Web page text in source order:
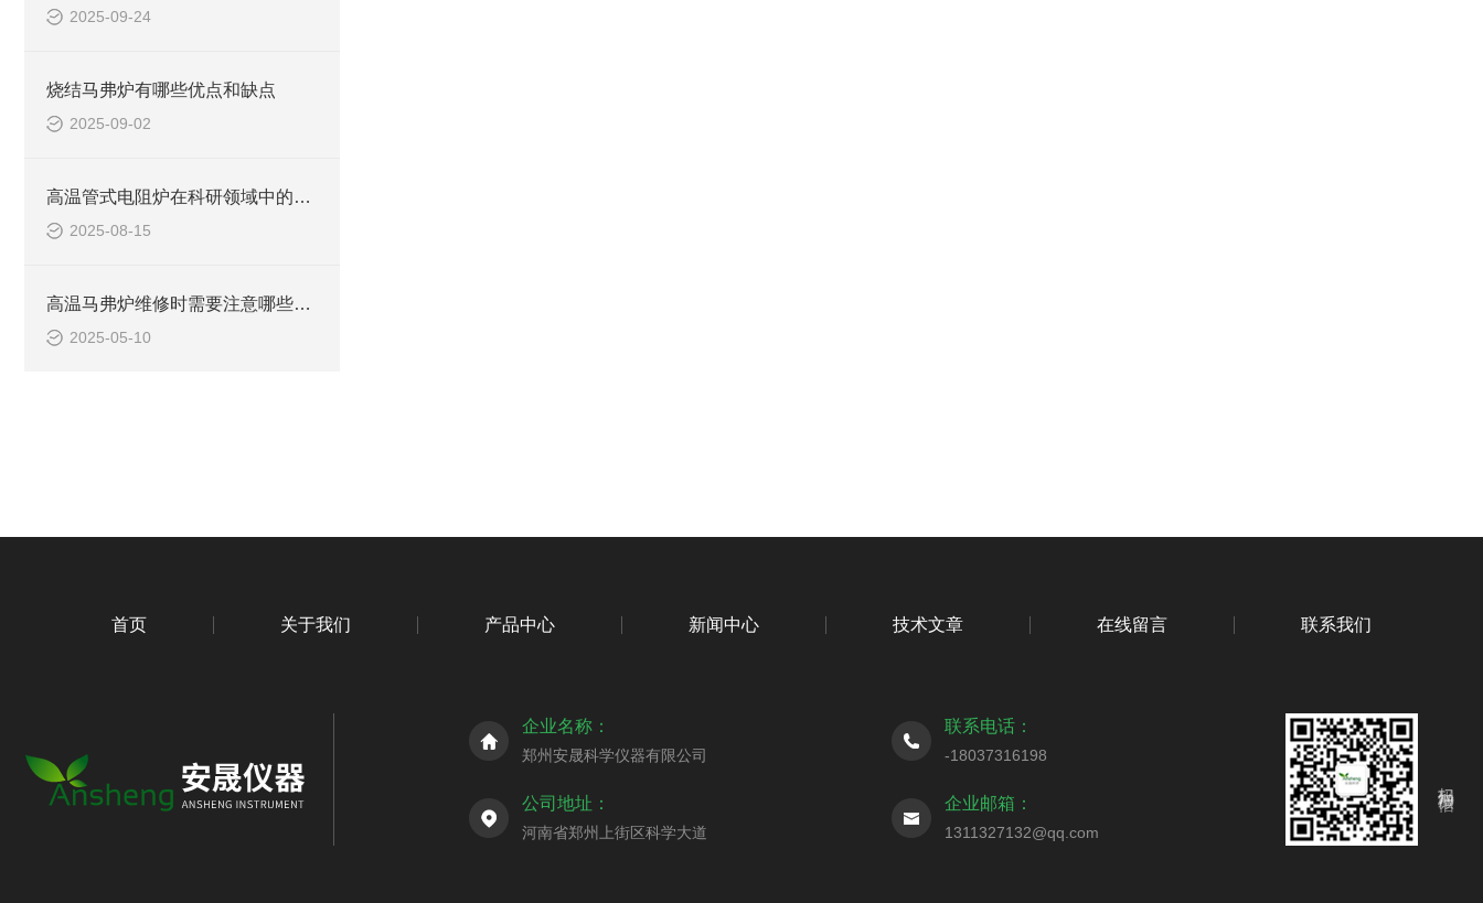
2025-09-24
烧结马弗炉有哪些优点和缺点
2025-09-02
高温管式电阻炉在科研领域中的其他应用
2025-08-15
高温马弗炉维修时需要注意哪些安全问题
2025-05-10
首页 关于我们 产品中心 新闻中心 技术文章 在线留言 联系我们
企业名称：
郑州安晟科学仪器有限公司
联系电话：
-18037316198
公司地址：
河南省郑州上街区科学大道
企业邮箱：
1311327132@qq.com